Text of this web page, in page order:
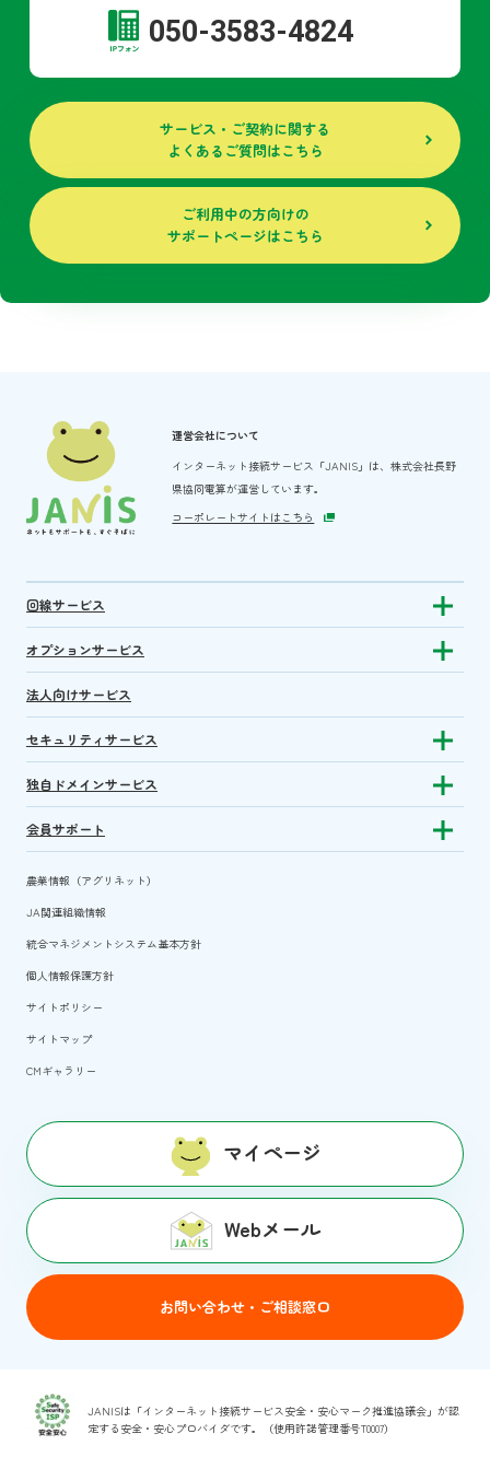
050-3583-4824
サービス・ご契約に関する
よくあるご質問はこちら
ご利用中の方向けの
サポートページはこちら
運営会社について
インターネット接続サービス「JANIS」は、株式会社長野
県協同電算が運営しています。
コーポレートサイトはこちら
回線サービス Show
オプションサービス Show
法人向けサービス
セキュリティサービス Show
独自ドメインサービス Show
会員サポート Show
農業情報（アグリネット）
JA関連組織情報
統合マネジメントシステム基本方針
個人情報保護方針
サイトポリシー
サイトマップ
CMギャラリー
マイページ
Webメール
お問い合わせ・ご相談窓口
JANISは「インターネット接続サービス安全・安心マーク推進協議会」が認
定する安全・安心プロバイダです。（使用許諾管理番号T0007）